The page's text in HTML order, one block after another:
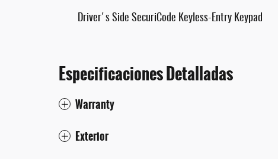
Driver's Side SecuriCode Keyless-Entry Keypad
Especificaciones Detalladas
Warranty
Exterior